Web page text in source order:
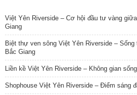
Việt Yên Riverside – Cơ hội đầu tư vàng
Giang
Biệt thự ven sông Việt Yên Riverside –
Bắc Giang
Liền kề Việt Yên Riverside – Không gian
Shophouse Việt Yên Riverside – Điểm sáng